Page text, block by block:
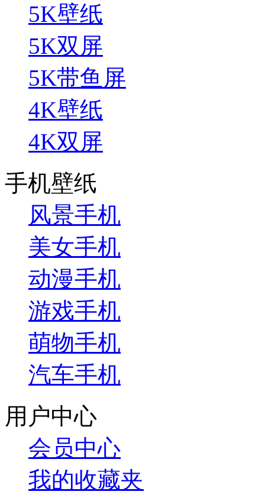
5K壁纸
5K双屏
5K带鱼屏
4K壁纸
4K双屏
手机壁纸
风景手机
美女手机
动漫手机
游戏手机
萌物手机
汽车手机
用户中心
会员中心
我的收藏夹